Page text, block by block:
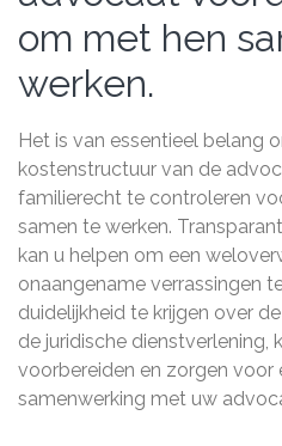
om met hen
werken.
Het is van essentieel belang
kostenstructuur van de
familierecht te controleren
samen te werken.
kan u helpen om een
onaangename verrassingen
duidelijkheid te krijgen over
de juridische dienstverlening,
voorbereiden en zorgen voor
samenwerking met uw